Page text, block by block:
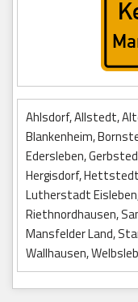
Ahlsdorf, Allstedt,
Blankenheim,
Edersleben,
Hergisdorf,
Lutherstadt
Riethnordhausen,
Mansfelder Land,
Wallhausen,